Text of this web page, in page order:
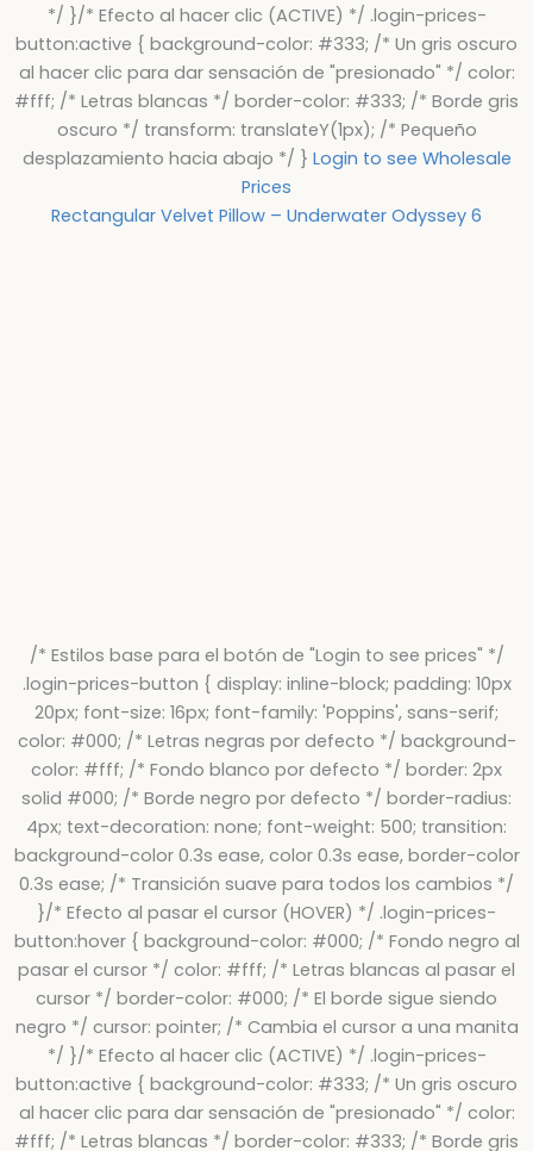
*/ }/* Efecto al hacer clic (ACTIVE) */ .login-prices-
button:active { background-color: #333; /* Un gris oscuro
al hacer clic para dar sensación de "presionado" */ color:
#fff; /* Letras blancas */ border-color: #333; /* Borde gris
oscuro */ transform: translateY(1px); /* Pequeño
desplazamiento hacia abajo */ } Login to see Wholesale
Prices
Rectangular Velvet Pillow – Underwater Odyssey 6
/* Estilos base para el botón de "Login to see prices" */
.login-prices-button { display: inline-block; padding: 10px
20px; font-size: 16px; font-family: 'Poppins', sans-serif;
color: #000; /* Letras negras por defecto */ background-
color: #fff; /* Fondo blanco por defecto */ border: 2px
solid #000; /* Borde negro por defecto */ border-radius:
4px; text-decoration: none; font-weight: 500; transition:
background-color 0.3s ease, color 0.3s ease, border-color
0.3s ease; /* Transición suave para todos los cambios */
}/* Efecto al pasar el cursor (HOVER) */ .login-prices-
button:hover { background-color: #000; /* Fondo negro al
pasar el cursor */ color: #fff; /* Letras blancas al pasar el
cursor */ border-color: #000; /* El borde sigue siendo
negro */ cursor: pointer; /* Cambia el cursor a una manita
*/ }/* Efecto al hacer clic (ACTIVE) */ .login-prices-
button:active { background-color: #333; /* Un gris oscuro
al hacer clic para dar sensación de "presionado" */ color:
#fff; /* Letras blancas */ border-color: #333; /* Borde gris